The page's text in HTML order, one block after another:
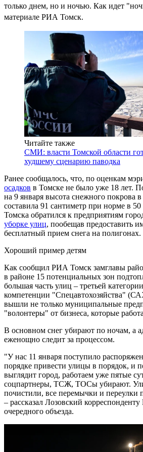
только днем, но и ночью. Как идет
материале РИА Томск.
Читайте также
СМИ: власти Томской области
худшему сценарию паводка
Ранее сообщалось, что, по оценкам
осадков в Томске не было уже 18 лет.
на 9 января высота снежного покрова
составила 91 сантиметр при норме в
Томска обратился к предприятиям
уборке улиц, пообещав предоставить
бесплатный прием снега на полигонах.
Хороший пример детям
Как сообщил РИА Томск замглавы
в районе 15 потенциальных зон
большая часть улиц – третьей
компетенции "Спецавтохозяйства"
вышли не только муниципальные
"волонтеры" от бизнеса, которые
В основном снег убирают по ночам, а
еженощно следит за процессом.
"У нас 11 января поступило
порядке привести улицы в порядок, и
выглядит город, работаем уже пятые
соцпартнеры, ТСЖ, ТОСы убирают.
почистили, все перемычки и переулки
– рассказал Лозовский
очередного объезда.